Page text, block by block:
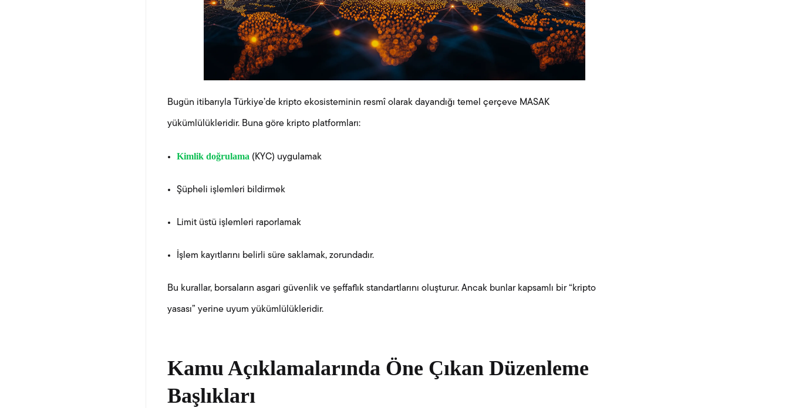
Bugün itibarıyla Türkiye’de kripto ekosisteminin resmî olarak dayandığı temel çerçeve MASAK
yükümlülükleridir. Buna göre kripto platformları:
Kimlik doğrulama (KYC) uygulamak
Şüpheli işlemleri bildirmek
Limit üstü işlemleri raporlamak
İşlem kayıtlarını belirli süre saklamak, zorundadır.
Bu kurallar, borsaların asgari güvenlik ve şeffaflık standartlarını oluşturur. Ancak bunlar kapsamlı bir “kripto
yasası” yerine uyum yükümlülükleridir.
Kamu Açıklamalarında Öne Çıkan Düzenleme
Başlıkları